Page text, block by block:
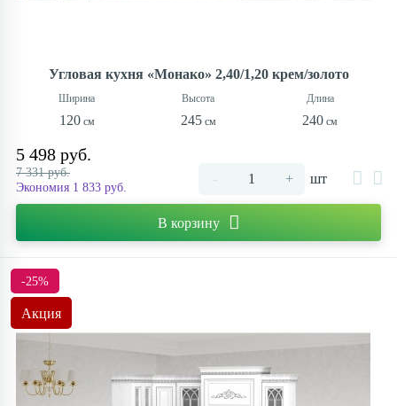
Угловая кухня «Монако» 2,40/1,20 крем/золото
120 245 240
5 498 руб.
7 331 руб.
Экономия 1 833 руб.
- + шт
В корзину
-25%
Акция